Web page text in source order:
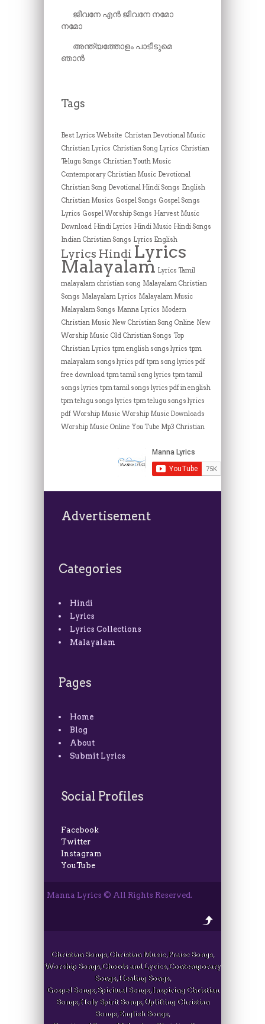
ജീവനേ എൻ ജീവനേ നമോ
നമോ
അന്ത്യത്തോളം പാടീടുമെ
ഞാൻ
Tags
Best Lyrics Website Christan Devotional Music
Christian Lyrics Christian Song Lyrics Christian
Telugu Songs Christian Youth Music
Contemporary Christian Music Devotional
Christian Song Devotional Hindi Songs English
Christian Musics Gospel Songs Gospel Songs
Lyrics Gospel Worship Songs Harvest Music
Download Hindi Lyrics Hindi Music Hindi Songs
Indian Christian Songs Lyrics English
Lyrics Hindi Lyrics
Malayalam Lyrics Tamil
malayalam christian song Malayalam Christian
Songs Malayalam Lyrics Malayalam Music
Malayalam Songs Manna Lyrics Modern
Christian Music New Christian Song Online New
Worship Music Old Christian Songs Top
Christian Lyrics tpm english songs lyrics tpm
malayalam songs lyrics pdf tpm song lyrics pdf
free download tpm tamil song lyrics tpm tamil
songs lyrics tpm tamil songs lyrics pdf in english
tpm telugu songs lyrics tpm telugu songs lyrics
pdf Worship Music Worship Music Downloads
Worship Music Online You Tube Mp3 Christian
Advertisement
Categories
Hindi
Lyrics
Lyrics Collections
Malayalam
Pages
Home
Blog
About
Submit Lyrics
Social Profiles
Facebook
Twitter
Instagram
YouTube
Manna Lyrics © All Rights Reserved.
Christian Songs, Christian Music, Praise Songs,
Worship Songs, Chords and Lyrics, Contemporary
Songs, Healing Songs,
Gospel Songs, Spiritual Songs, Inspiring Christian
Songs, Holy Spirit Songs, Uplifting Christian
Songs, English Songs,